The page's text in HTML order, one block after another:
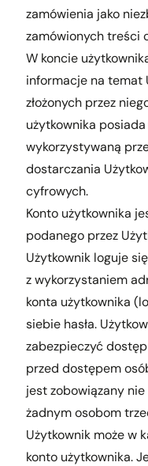
zamówienia jako
zamówionych treści
W koncie
informacje na temat
złożonych przez
użytkownika
wykorzystywaną
dostarczania
cyfrowych.
Konto użytkownika
podanego przez
Użytkownik loguje
z wykorzystaniem
konta użytkownika
siebie hasła.
zabezpieczyć
przed dostępem
jest zobowiązany
żadnym osobom
Użytkownik może w
konto użytkownika.